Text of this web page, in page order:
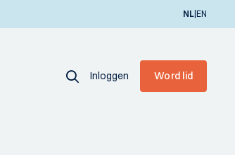
NL|EN
Inloggen Word lid